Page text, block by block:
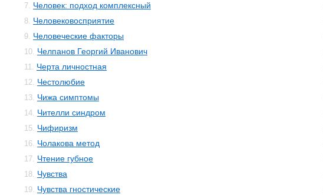
7. Человек: подход комплексный
8. Человековосприятие
9. Человеческие факторы
10. Челпанов Георгий Иванович
11. Черта личностная
12. Честолюбие
13. Чижа симптомы
14. Чителли синдром
15. Чифиризм
16. Чолакова метод
17. Чтение губное
18. Чувства
19. Чувства гностические